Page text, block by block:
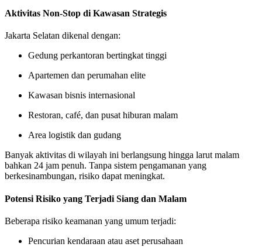
Aktivitas Non-Stop di Kawasan Strategis
Jakarta Selatan dikenal dengan:
Gedung perkantoran bertingkat tinggi
Apartemen dan perumahan elite
Kawasan bisnis internasional
Restoran, café, dan pusat hiburan malam
Area logistik dan gudang
Banyak aktivitas di wilayah ini berlangsung hingga larut malam
bahkan 24 jam penuh. Tanpa sistem pengamanan yang
berkesinambungan, risiko dapat meningkat.
Potensi Risiko yang Terjadi Siang dan Malam
Beberapa risiko keamanan yang umum terjadi:
Pencurian kendaraan atau aset perusahaan